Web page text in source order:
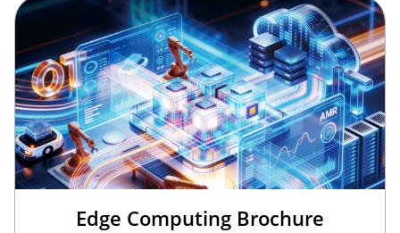
Edge Computing Brochure